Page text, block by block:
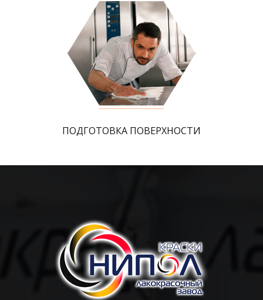
ПОДГОТОВКА ПОВЕРХНОСТИ